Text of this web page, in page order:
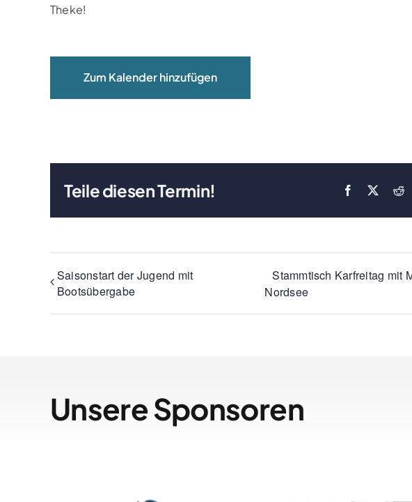
Theke!
Zum Kalender hinzufügen
Teile diesen Termin! Facebook
Saisonstart der Jugend mit
Bootsübergabe
Stammtisch Karfreitag mit
Nordsee
Unsere Sponsoren